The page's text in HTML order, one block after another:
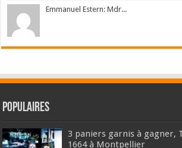
Emmanuel Estern: Mdr...
Populaires
3 paniers garnis à gagner,
1664 à Montpellier